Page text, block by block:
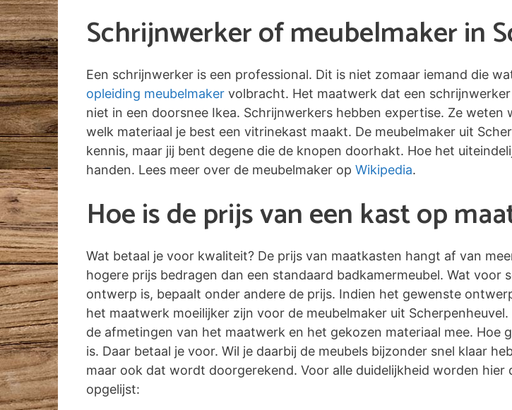
Schrijnwerker of meubelmaker in
Een schrijnwerker is een professional. Dit is niet zomaar iemand die
opleiding meubelmaker volbracht. Het maatwerk dat een
niet in een doorsnee Ikea. Schrijnwerkers hebben expertise. Ze
welk materiaal je best een vitrinekast maakt. De meubelmaker uit
kennis, maar jij bent degene die de knopen doorhakt. Hoe het
handen. Lees meer over de meubelmaker op Wikipedia.
Hoe is de prijs van een kast op
Wat betaal je voor kwaliteit? De prijs van maatkasten hangt af van
hogere prijs bedragen dan een standaard badkamermeubel. Wat
ontwerp is, bepaalt onder andere de prijs. Indien het gewenste
het maatwerk moeilijker zijn voor de meubelmaker uit
de afmetingen van het maatwerk en het gekozen materiaal mee.
is. Daar betaal je voor. Wil je daarbij de meubels bijzonder snel klaar
maar ook dat wordt doorgerekend. Voor alle duidelijkheid worden
opgelijst: